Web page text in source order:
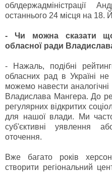
облдержадміністрації
останнього 24 місця на 18.
- Чи можна сказати
обласної ради
- Нажаль, подібні
обласних рад в Україні
можемо навести
Владислава Мангера. До
регулярних відкритих
для нашої влади. Ми
суб'єктивні уявлення
оточення.
Вже багато років
створити регіональний